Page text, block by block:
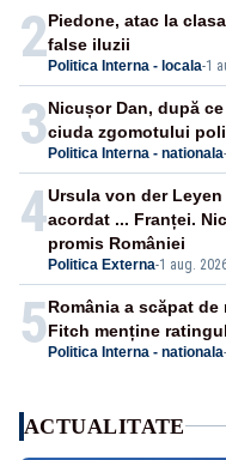
2Politica Interna - locala-1
Piedone, atac la
false iluzii
3Politica Interna - nationala-
Nicușor Dan, după
ciuda zgomotului
4
Politica Externa-1 aug.
Ursula von der
acordat ... Franței.
promis României
5Politica Interna - nationala-
România a scăpat
Fitch menține
ACTUALITATE